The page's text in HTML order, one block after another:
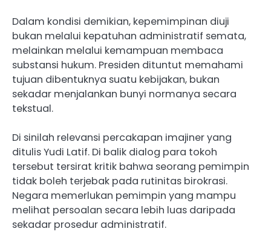
Dalam kondisi demikian, kepemimpinan diuji
bukan melalui kepatuhan administratif semata,
melainkan melalui kemampuan membaca
substansi hukum. Presiden dituntut memahami
tujuan dibentuknya suatu kebijakan, bukan
sekadar menjalankan bunyi normanya secara
tekstual.
Di sinilah relevansi percakapan imajiner yang
ditulis Yudi Latif. Di balik dialog para tokoh
tersebut tersirat kritik bahwa seorang pemimpin
tidak boleh terjebak pada rutinitas birokrasi.
Negara memerlukan pemimpin yang mampu
melihat persoalan secara lebih luas daripada
sekadar prosedur administratif.